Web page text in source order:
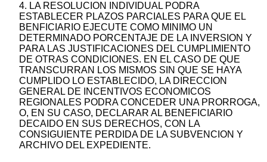
4. LA RESOLUCION INDIVIDUAL PODRA
ESTABLECER PLAZOS PARCIALES PARA QUE EL
BENFICIARIO EJECUTE COMO MINIMO UN
DETERMINADO PORCENTAJE DE LA INVERSION Y
PARA LAS JUSTIFICACIONES DEL CUMPLIMIENTO
DE OTRAS CONDICIONES. EN EL CASO DE QUE
TRANSCURRAN LOS MISMOS SIN QUE SE HAYA
CUMPLIDO LO ESTABLECIDO, LA DIRECCION
GENERAL DE INCENTIVOS ECONOMICOS
REGIONALES PODRA CONCEDER UNA PRORROGA,
O, EN SU CASO, DECLARAR AL BENEFICIARIO
DECAIDO EN SUS DERECHOS, CON LA
CONSIGUIENTE PERDIDA DE LA SUBVENCION Y
ARCHIVO DEL EXPEDIENTE.